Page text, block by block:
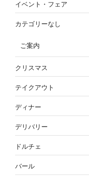
イベント・フェア
カテゴリーなし
ご案内
クリスマス
テイクアウト
ディナー
デリバリー
ドルチェ
バール